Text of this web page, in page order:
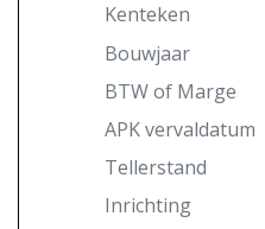
Kenteken
Bouwjaar
BTW of Marge
APK vervaldatum
Tellerstand
Inrichting